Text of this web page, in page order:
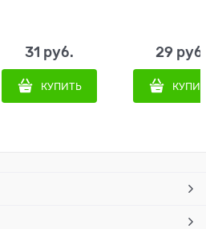
31 руб.
КУПИТЬ
29 руб.